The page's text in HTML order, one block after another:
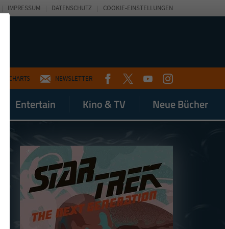
CHARTS NEWSLETTER FACEBOOKTWITTERYOUTUBEINSTAGRAM
Entertain Kino & TV Neue Bücher
IMPRESSUM DATENSCHUTZ COOKIE-EINSTELLUNGEN